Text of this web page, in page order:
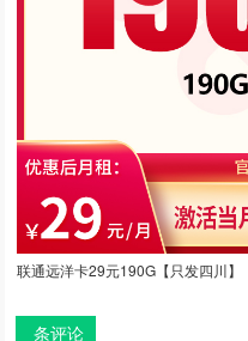
联通远洋卡29元190G【只发四川】
条评论